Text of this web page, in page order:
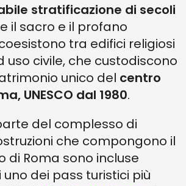
stratificazione di secoli
il sacro e il profano
tra edifici religiosi
uso civile, che custodiscono
unico del centro
UNESCO dal 1980.
del complesso di
che compongono il
di Roma sono incluse
dei pass turistici più